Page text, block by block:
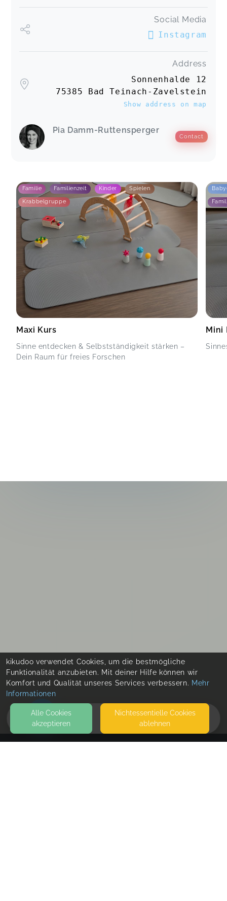
HOME
Social Media
Instagram
Address
Sonnenhalde 12
75385 Bad Teinach-Zavelstein
Show address on map
Pia Damm-Ruttensperger
Contact
Familie Familienzeit Kinder Spielen
Krabbelgruppe
Maxi Kurs
Sinne entdecken & Selbstständigkeit stärken –
Dein Raum für freies Forschen
Mini
kikudoo verwendet Cookies, um die bestmögliche
Funktionalität anzubieten. Mit deiner Hilfe können wir
Komfort und Qualität unseres Services verbessern. Mehr
Informationen
Alle Cookies
akzeptieren
Nicht­essentielle Cookies
ablehnen